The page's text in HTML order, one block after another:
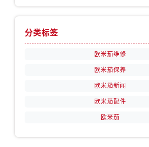
分类标签
欧米茄维修
欧米茄保养
欧米茄新闻
欧米茄配件
欧米茄